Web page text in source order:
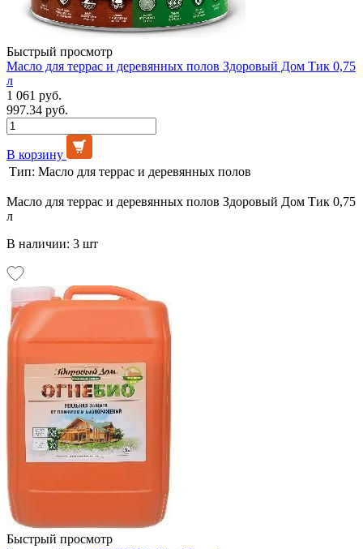
Быстрый просмотр
Масло для террас и деревянных полов Здоровый Дом Тик 0,75
л
1 061 руб.
997.34 руб.
В корзину
Тип: Масло для террас и деревянных полов
Масло для террас и деревянных полов Здоровый Дом Тик 0,75
л
В наличии: 3 шт
Быстрый просмотр